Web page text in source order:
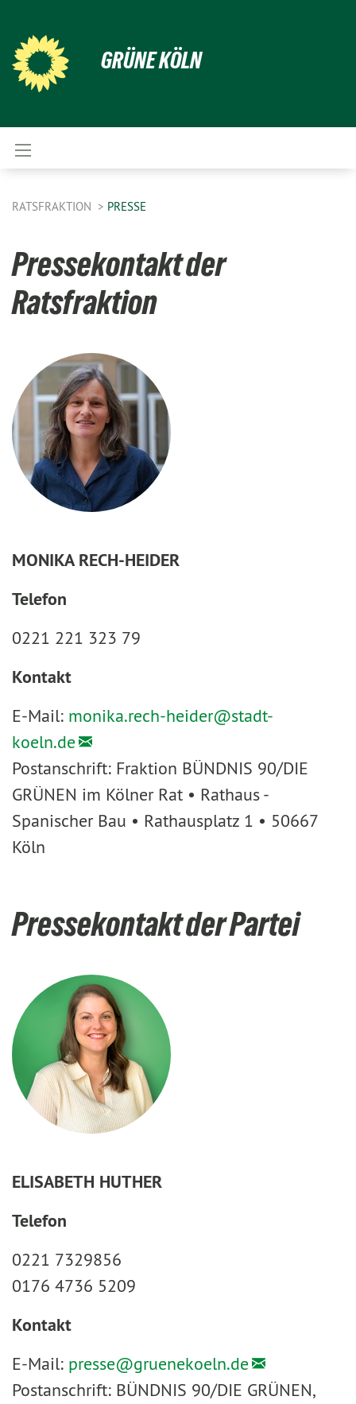
GRÜNE KÖLN
RATSFRAKTION PRESSE
Pressekontakt der
Ratsfraktion
MONIKA RECH-HEIDER
Telefon
0221 221 323 79
Kontakt
E-Mail: monika.rech-heider@stadt-
koeln.de
Postanschrift: Fraktion BÜNDNIS 90/DIE
GRÜNEN im Kölner Rat • Rathaus -
Spanischer Bau • Rathausplatz 1 • 50667
Köln
Pressekontakt der Partei
ELISABETH HUTHER
Telefon
0221 7329856
0176 4736 5209
Kontakt
E-Mail: presse@gruenekoeln.de
Postanschrift: BÜNDNIS 90/DIE GRÜNEN,